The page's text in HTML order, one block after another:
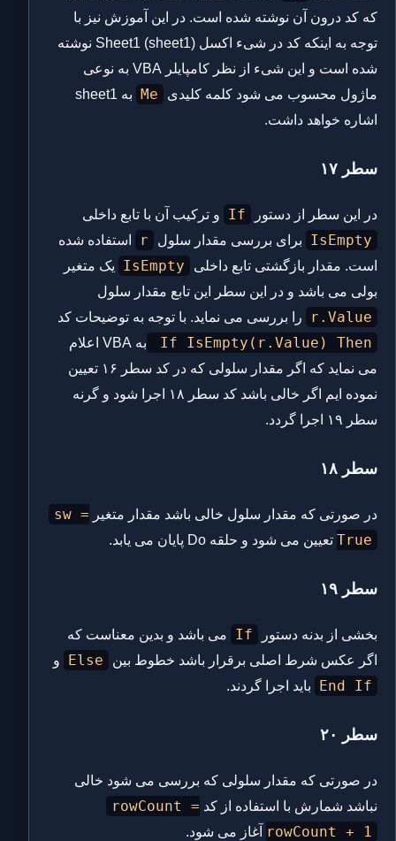
که کد درون آن نوشته شده است. در این آموزش نیز با
توجه به اینکه کد در شیء اکسل Sheet1 (sheet1) نوشته
شده است و این شیء از نظر کامپایلر VBA به نوعی
ماژول محسوب می شود کلمه کلیدی
Me
به sheet1
اشاره خواهد داشت.
سطر ۱۷
در این سطر از دستور If و ترکیب آن با تابع داخلی
IsEmpty برای بررسی مقدار سلول r
استفاده شده
است. مقدار بازگشتی تابع داخلی
IsEmpty
یک متغیر
بولی می باشد و در این سطر این تابع مقدار سلول
r.Value را بررسی می نماید. با توجه به توضیحات کد
If IsEmpty(r.Value) Then
به VBA اعلام
می نماید که اگر مقدار سلولی که در کد سطر ۱۶ تعیین
نموده ایم اگر خالی باشد کد سطر ۱۸ اجرا شود و گرنه
سطر ۱۹ اجرا گردد.
سطر ۱۸
در صورتی که مقدار سلول خالی باشد مقدار متغیر sw =
Trueتعیین می شود و حلقه Do پایان می یابد.
سطر ۱۹
بخشی از بدنه دستور If
می باشد و بدین معناست که
اگر عکس شرط اصلی برقرار باشد خطوط بین
Else و
End If باید اجرا گردند.
سطر ۲۰
در صورتی که مقدار سلولی که بررسی می شود خالی
نباشد شمارش با استفاده از کد rowCount =
rowCount + 1 آغاز می شود.